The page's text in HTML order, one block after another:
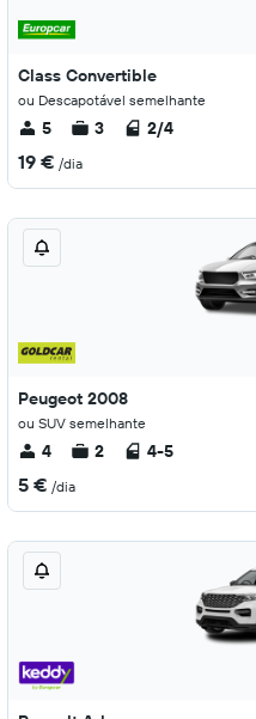
Class Convertible
ou Descapotável semelhante
5 3 2/4
19 € /dia
Peugeot 2008
ou SUV semelhante
4 2 4-5
5 € /dia